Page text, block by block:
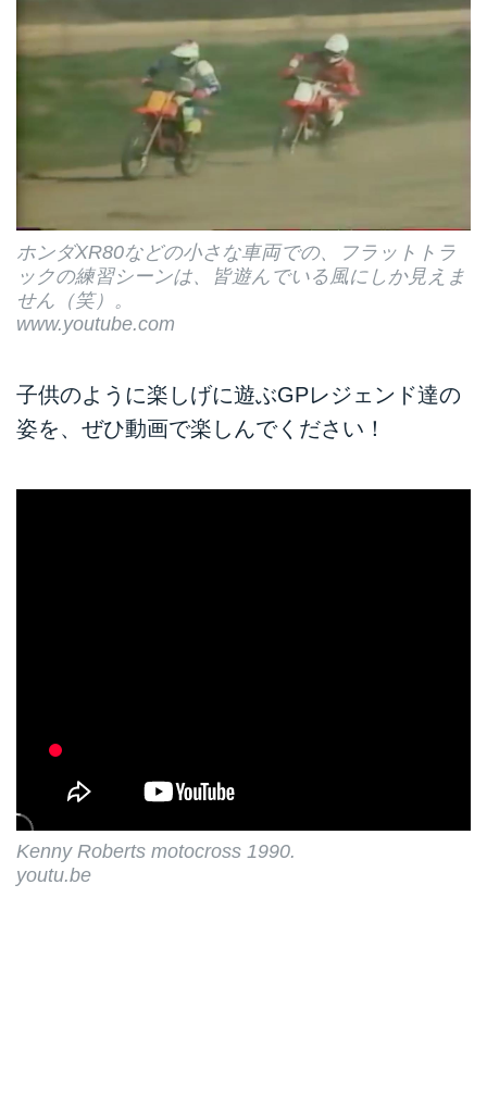
ホンダXR80などの小さな車両での、フラットトラ
ックの練習シーンは、皆遊んでいる風にしか見えま
せん（笑）。
www.youtube.com
子供のように楽しげに遊ぶGPレジェンド達の
姿を、ぜひ動画で楽しんでください！
Kenny Roberts motocross 1990.
youtu.be